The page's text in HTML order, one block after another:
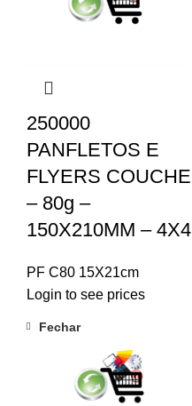
250000
PANFLETOS E
FLYERS COUCHE
– 80g –
150X210MM – 4X4
PF C80 15X21cm
Login to see prices
Fechar